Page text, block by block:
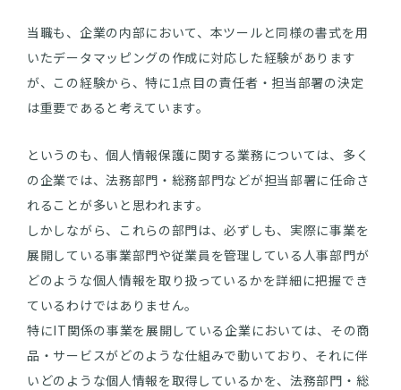
当職も、企業の内部において、本ツールと同様の書式を用
いたデータマッピングの作成に対応した経験があります
が、この経験から、特に1点目の責任者・担当部署の決定
は重要であると考えています。
というのも、個人情報保護に関する業務については、多く
の企業では、法務部門・総務部門などが担当部署に任命さ
れることが多いと思われます。
しかしながら、これらの部門は、必ずしも、実際に事業を
展開している事業部門や従業員を管理している人事部門が
どのような個人情報を取り扱っているかを詳細に把握でき
ているわけではありません。
特にIT関係の事業を展開している企業においては、その商
品・サービスがどのような仕組みで動いており、それに伴
いどのような個人情報を取得しているかを、法務部門・総